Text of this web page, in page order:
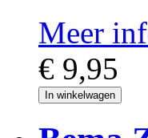
Meer
€ 9,95
In winkelwagen